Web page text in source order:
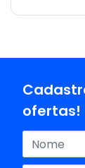
ofertas!